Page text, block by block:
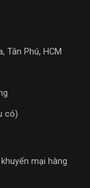
Tân Phú, HCM
có)
mại hàng